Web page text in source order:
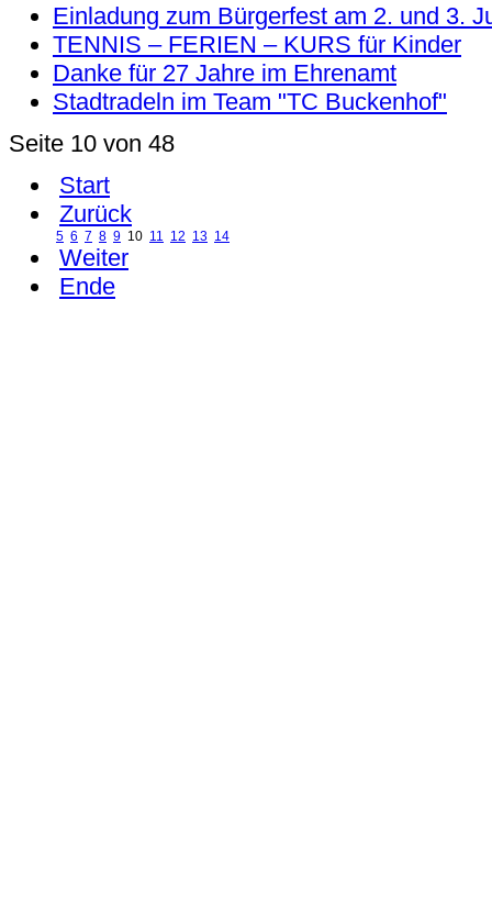
Einladung zum Bürgerfest am 2. und 3.
TENNIS – FERIEN – KURS für Kinder
Danke für 27 Jahre im Ehrenamt
Stadtradeln im Team "TC Buckenhof"
Seite 10 von 48
Start
Zurück
5 6 7 8 9 10 11 12 13 14
Weiter
Ende